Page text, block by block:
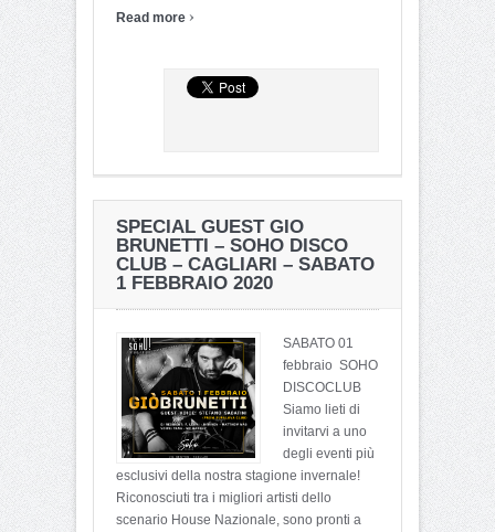
Read more ›
SPECIAL GUEST GIO
BRUNETTI – SOHO DISCO
CLUB – CAGLIARI – SABATO
1 FEBBRAIO 2020
SABATO 01
febbraio SOHO
DISCOCLUB
Siamo lieti di
invitarvi a uno
degli eventi più
esclusivi della nostra stagione invernale!
Riconosciuti tra i migliori artisti dello
scenario House Nazionale, sono pronti a